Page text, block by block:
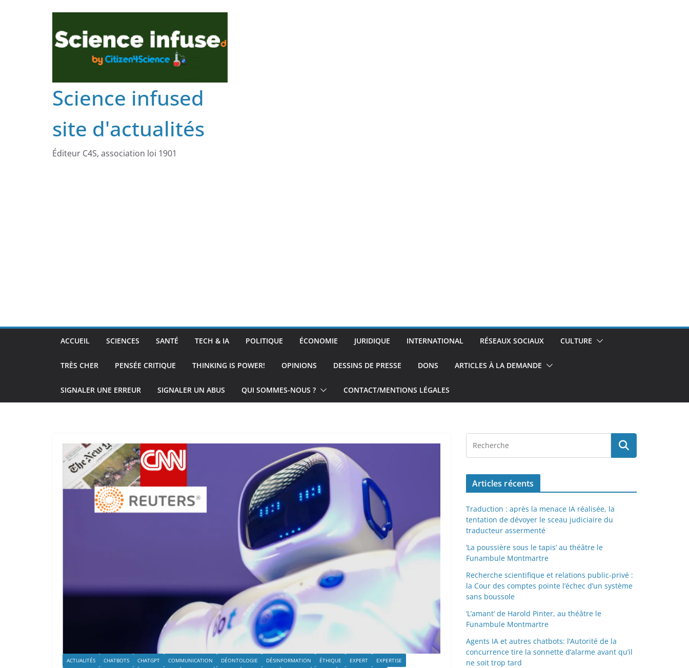
Science infused
site d'actualités
Éditeur C4S, association loi 1901
ACCUEIL SCIENCES SANTÉ TECH & IA POLITIQUE ÉCONOMIE JURIDIQUE INTERNATIONAL RÉSEAUX SOCIAUX CULTURE
TRÈS CHER PENSÉE CRITIQUE THINKING IS POWER! OPINIONS DESSINS DE PRESSE DONS ARTICLES À LA DEMANDE
SIGNALER UNE ERREUR SIGNALER UN ABUS QUI SOMMES-NOUS ? CONTACT/MENTIONS LÉGALES
ACTUALITÉS CHATBOTS CHATGPT COMMUNICATION DÉONTOLOGIE DÉSINFORMATION ÉTHIQUE EXPERT
EXPERTISE
Articles récents
Traduction : après la menace IA réalisée, la
tentation de dévoyer le sceau judiciaire du
traducteur assermenté
‘La poussière sous le tapis’ au théâtre le
Funambule Montmartre
Recherche scientifique et relations public-privé :
la Cour des comptes pointe l’échec d’un système
sans boussole
‘L’amant’ de Harold Pinter, au théâtre le
Funambule Montmartre
Agents IA et autres chatbots: l’Autorité de la
concurrence tire la sonnette d’alarme avant qu’il
ne soit trop tard